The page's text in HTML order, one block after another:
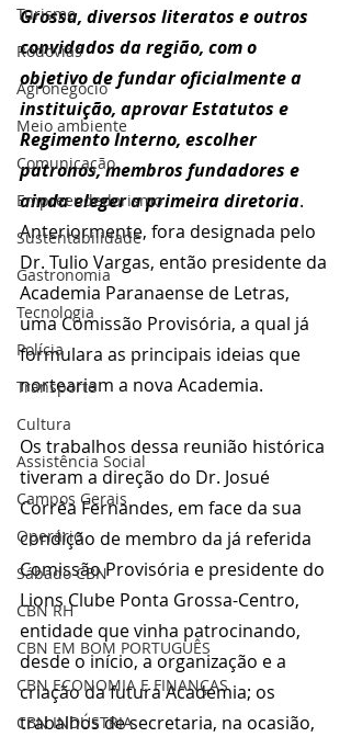
Turismo
Rodovias
Agronegócio
Meio ambiente
Comunicação
Empreendedorismo
Sustentabilidade
Gastronomia
Tecnologia
Polícia
Transporte
Cultura
Assistência Social
Campos Gerais
Operário
Sábado CBN
CBN RH
CBN EM BOM PORTUGUÊS
CBN ECONOMIA E FINANÇAS
CBN INDÚSTRIA
Grossa, diversos literatos e outros
convidados da região, com o
objetivo de fundar oficialmente a
instituição, aprovar Estatutos e
Regimento Interno, escolher
patronos, membros fundadores e
ainda eleger a primeira diretoria.
Anteriormente, fora designada pelo
Dr. Tulio Vargas, então presidente da
Academia Paranaense de Letras,
uma Comissão Provisória, a qual já
formulara as principais ideias que
norteariam a nova Academia.
Os trabalhos dessa reunião histórica
tiveram a direção do Dr. Josué
Corrêa Fernandes, em face da sua
condição de membro da já referida
Comissão Provisória e presidente do
Lions Clube Ponta Grossa-Centro,
entidade que vinha patrocinando,
desde o início, a organização e a
criação da futura Academia; os
trabalhos de secretaria, na ocasião,